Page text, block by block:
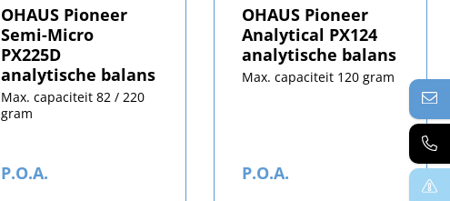
OHAUS Pioneer
Semi-Micro
PX225D
analytische balans
Max. capaciteit 82 / 220
gram
P.O.A.
OHAUS Pioneer
Analytical PX124
analytische balans
Max. capaciteit 120 gram
P.O.A.